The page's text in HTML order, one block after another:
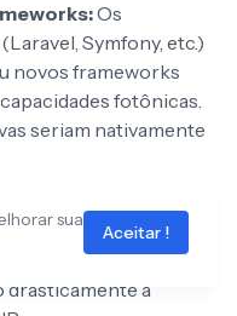
Os
Symfony, etc.)
novos frameworks
fotônicas.
seriam nativamente
em
poderiam ser
drasticamente a
sua
Aceitar !